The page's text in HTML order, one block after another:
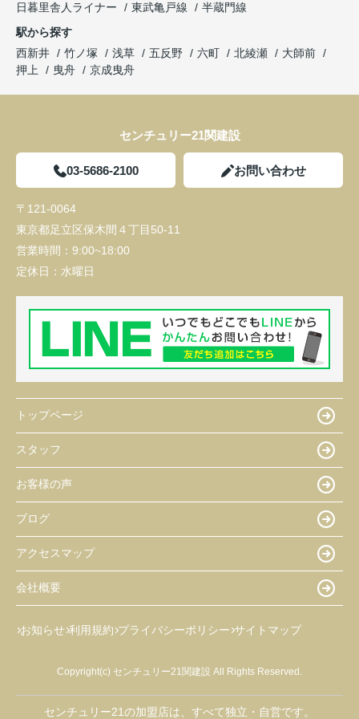
日暮里舎人ライナー 東武亀戸線
半蔵門線
駅から探す
西新井
竹ノ塚 浅草 五反野 六町 北綾瀬
大師前
押上
曳舟 京成曳舟
センチュリー21関建設
03-5686-2100 お問い合わせ
〒121-0064
東京都足立区保木間４丁目50-11
営業時間： 9:00~18:00
定休日： 水曜日
トップページ
スタッフ
お客様の声
ブログ
アクセスマップ
会社概要
お知らせ 利用規約 プライバシーポリシー サイトマップ
Copyright(c) センチュリー21関建設 All Rights Reserved.
センチュリー21の加盟店は、すべて独立・自営です。